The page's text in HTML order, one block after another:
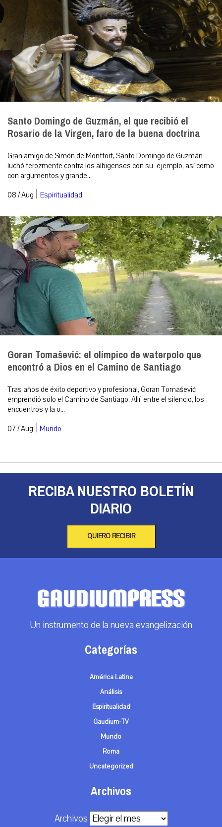
Santo Domingo de Guzmán, el que recibió el
Rosario de la Virgen, faro de la buena doctrina
Gran amigo de Simón de Montfort, Santo Domingo de Guzmán
luchó ferozmente contra los albigenses con su ejemplo, así como
con argumentos y grande...
08 / Aug | Espiritualidad
Goran Tomašević: el olímpico de waterpolo que
encontró a Dios en el Camino de Santiago
Tras años de éxito deportivo y profesional, Goran Tomašević
emprendió solo el Camino de Santiago. Allí, entre el silencio, los
encuentros y la o...
07 / Aug | Mundo
RECIBA NUESTRO BOLETÍN
DIARIO
QUIERO RECIBIR
Un instrumento de la nueva evangelización
Categorías
América Latina
Análisis
Espiritualidad
Gaudium-TV
Mundo
Roma
Uncategorized
Archivos
Archivos